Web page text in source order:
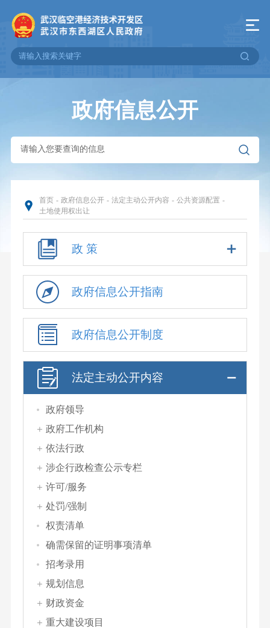
政府信息公开
首页 - 政府信息公开 - 法定主动公开内容 - 公共资源配置 -
土地使用权出让
政 策
政府信息公开指南
政府信息公开制度
法定主动公开内容
政府领导
政府工作机构
依法行政
涉企行政检查公示专栏
许可/服务
处罚/强制
权责清单
确需保留的证明事项清单
招考录用
规划信息
财政资金
重大建设项目